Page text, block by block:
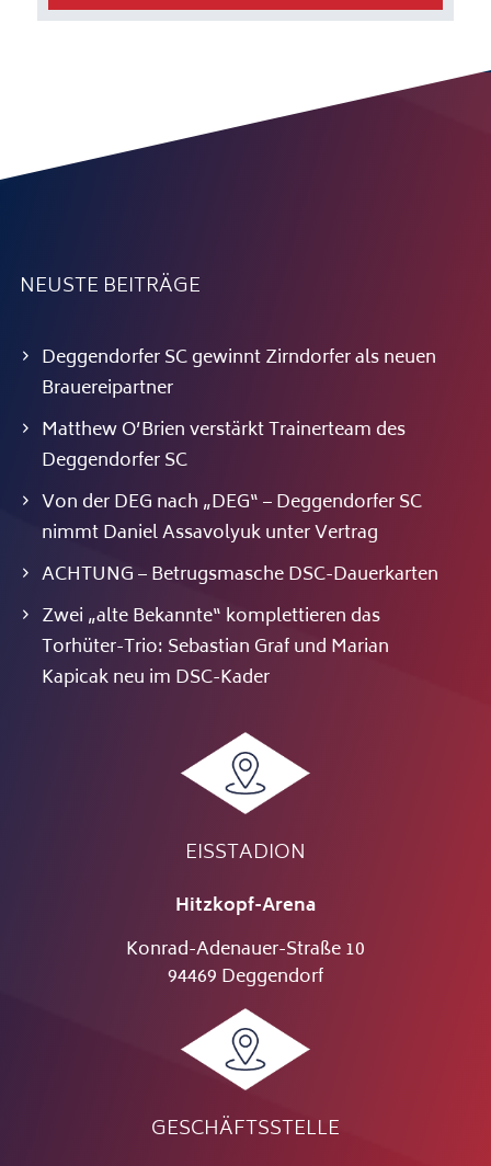
NEUSTE BEITRÄGE
Deggendorfer SC gewinnt Zirndorfer als neuen
Brauereipartner
Matthew O’Brien verstärkt Trainerteam des
Deggendorfer SC
Von der DEG nach „DEG“ – Deggendorfer SC
nimmt Daniel Assavolyuk unter Vertrag
ACHTUNG – Betrugsmasche DSC-Dauerkarten
Zwei „alte Bekannte“ komplettieren das
Torhüter-Trio: Sebastian Graf und Marian
Kapicak neu im DSC-Kader
EISSTADION
Hitzkopf-Arena
Konrad-Adenauer-Straße 10
94469 Deggendorf
GESCHÄFTSSTELLE